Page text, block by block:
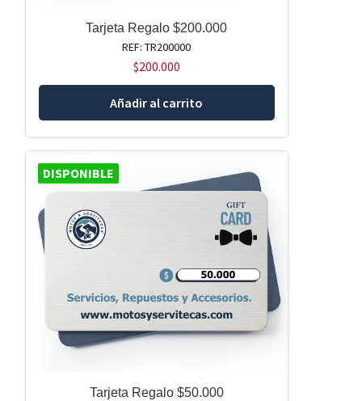
Tarjeta Regalo $200.000
REF: TR200000
$200.000
Añadir al carrito
DISPONIBLE
Tarjeta Regalo $50.000